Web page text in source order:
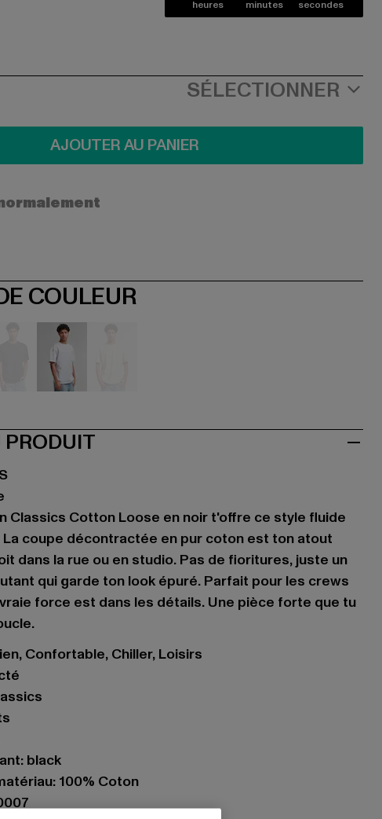
heures minutes secondes
SÉLECTIONNER
AJOUTER AU PANIER
COULEUR
PRODUIT
Classics Cotton Loose en noir t'offre ce style fluide
coupe décontractée en pur coton est ton atout
dans la rue ou en studio. Pas de fioritures, juste un
qui garde ton look épuré. Parfait pour les crews
force est dans les détails. Une pièce forte que tu
Confortable, Chiller, Loisirs
black
100% Coton